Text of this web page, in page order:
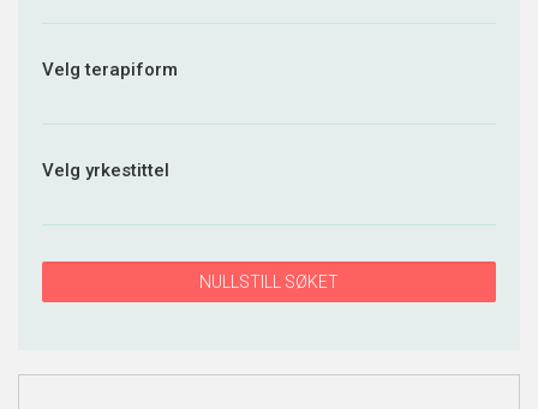
Velg terapiform
Velg yrkestittel
NULLSTILL SØKET